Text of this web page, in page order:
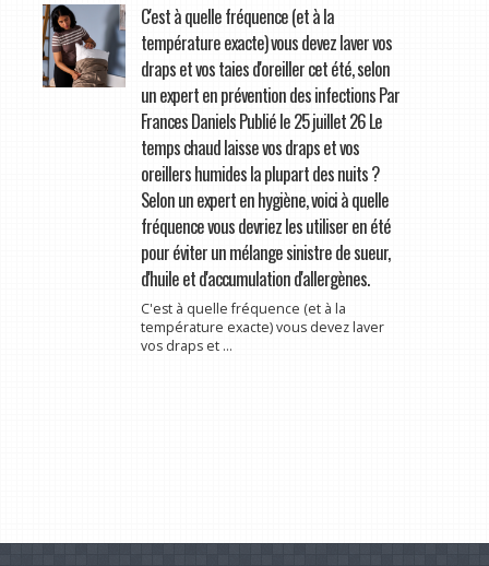
C'est à quelle fréquence (et à la
température exacte) vous devez laver vos
draps et vos taies d'oreiller cet été, selon
un expert en prévention des infections Par
Frances Daniels Publié le 25 juillet 26 Le
temps chaud laisse vos draps et vos
oreillers humides la plupart des nuits ?
Selon un expert en hygiène, voici à quelle
fréquence vous devriez les utiliser en été
pour éviter un mélange sinistre de sueur,
d'huile et d'accumulation d'allergènes.
C'est à quelle fréquence (et à la
température exacte) vous devez laver
vos draps et ...